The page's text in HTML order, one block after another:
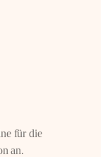
für die
an.